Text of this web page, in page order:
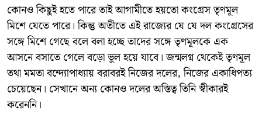
কোনও কিছুই হতে পারে তাই আগামীতে হয়তো কংগ্রেস তৃণমূল
মিশে যেতে পারে। কিন্তু অতীতে এই রাজ্যের যে যে দল কংগ্রেসের
সঙ্গে মিশে গেছে বলে বলা হচ্ছে তাদের সঙ্গে তৃণমূলকে এক
আসনে বসাতে গেলে বড়ো ভুল হয়ে যাবে। জন্মলগ্ন থেকেই তৃণমূল
তথা মমতা বন্দ্যোপাধ্যায় বরাবরই নিজের দলের, নিজের একাধিপত্য
চেয়েছেন। সেখানে অন্য কোনও দলের অস্তিত্ব তিনি স্বীকারই
করেননি।